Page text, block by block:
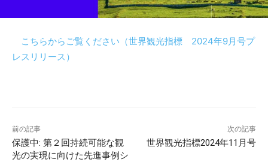
こちらからご覧ください（世界観光指標 2024年9月号プ
レスリリース）
前の記事
保護中: 第２回持続可能な観
光の実現に向けた先進事例シ
次の記事
世界観光指標2024年11月号